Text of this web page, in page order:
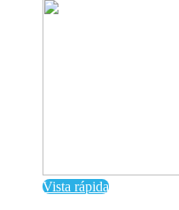
Vista rápida